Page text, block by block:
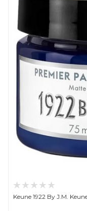
Keune 1922 By J.M.